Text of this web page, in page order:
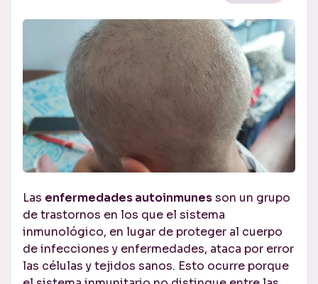
Las enfermedades autoinmunesson un grupo
de trastornos en los que el sistema
inmunológico, en lugar de proteger al cuerpo
de infecciones y enfermedades, ataca por error
las células y tejidos sanos. Esto ocurre porque